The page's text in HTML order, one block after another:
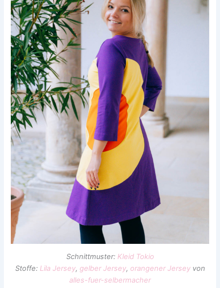
Schnittmuster: Kleid Tokio
Stoffe: Lila Jersey, gelber Jersey, orangener Jerseyvon
alles-fuer-selbermacher